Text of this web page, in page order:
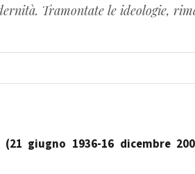
Tramontate le ideologie,
giugno 1936-16 dicembre